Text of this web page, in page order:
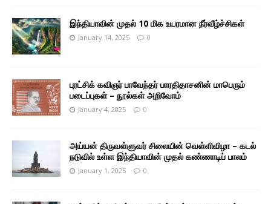
இந்தியாவின் முதல் 10 மிக உயரமான நீர்வீழ்ச்சிகள்
January 14, 2025 0
புரட்சிக் கவிஞர் பாவேந்தர் பாரதிதாசனின் மாபெரும்
படைப்புகள் – நூல்கள் அறிவோம்
January 4, 2025 0
அய்யன் திருவள்ளுவர் சிலையின் வெள்ளிவிழா – கடல்
நடுவில் உள்ள இந்தியாவின் முதல் கண்ணாடிப் பாலம்
January 1, 2025 0